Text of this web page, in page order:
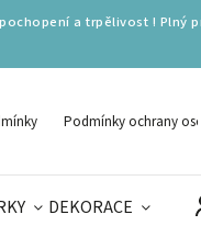
a trpělivost ! Plný
Podmínky ochrany
DEKORACE